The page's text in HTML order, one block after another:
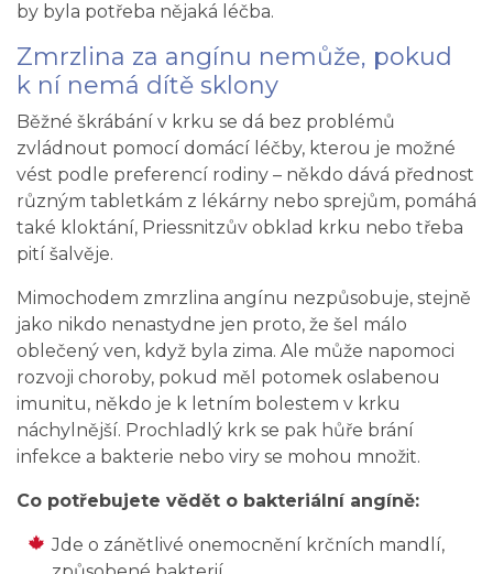
by byla potřeba nějaká léčba.
Zmrzlina za angínu nemůže, pokud
k ní nemá dítě sklony
Běžné škrábání v krku se dá bez problémů
zvládnout pomocí domácí léčby, kterou je možné
vést podle preferencí rodiny – někdo dává přednost
různým tabletkám z lékárny nebo sprejům, pomáhá
také kloktání, Priessnitzův obklad krku nebo třeba
pití šalvěje.
Mimochodem zmrzlina angínu nezpůsobuje, stejně
jako nikdo nenastydne jen proto, že šel málo
oblečený ven, když byla zima. Ale může napomoci
rozvoji choroby, pokud měl potomek oslabenou
imunitu, někdo je k letním bolestem v krku
náchylnější. Prochladlý krk se pak hůře brání
infekce a bakterie nebo viry se mohou množit.
Co potřebujete vědět o bakteriální angíně:
Jde o zánětlivé onemocnění krčních mandlí,